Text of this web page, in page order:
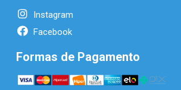
Instagram
Facebook
Formas de Pagamento